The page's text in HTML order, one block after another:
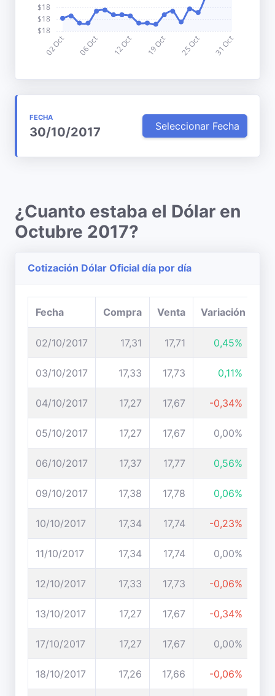
FECHA
30/10/2017 Seleccionar Fecha
¿Cuanto estaba el Dólar en
Octubre 2017?
Cotización Dólar Oficial día por día
Fecha Compra Venta Variación
02/10/2017 17,31 17,71 0,45%
03/10/2017 17,33 17,73 0,11%
04/10/2017 17,27 17,67 -0,34%
05/10/2017 17,27 17,67 0,00%
06/10/2017 17,37 17,77 0,56%
09/10/2017 17,38 17,78 0,06%
10/10/2017 17,34 17,74 -0,23%
11/10/2017 17,34 17,74 0,00%
12/10/2017 17,33 17,73 -0,06%
13/10/2017 17,27 17,67 -0,34%
17/10/2017 17,27 17,67 0,00%
18/10/2017 17,26 17,66 -0,06%